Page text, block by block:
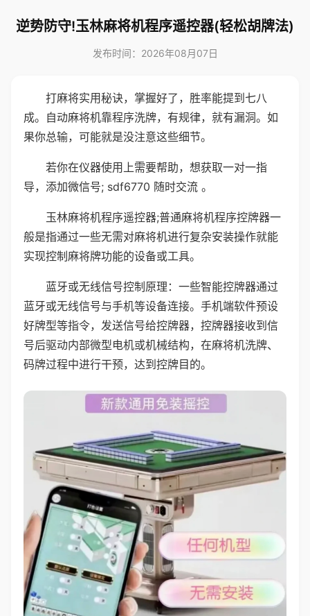
逆势防守!玉林麻将机程序遥控器(轻松胡牌法)
发布时间：2026年08月07日
打麻将实用秘诀，掌握好了，胜率能提到七八
成。自动麻将机靠程序洗牌，有规律，就有漏洞。如
果你总输，可能就是没注意这些细节。
若你在仪器使用上需要帮助，想获取一对一指
导，添加微信号; sdf6770 随时交流 。
玉林麻将机程序遥控器;普通麻将机程序控牌器一
般是指通过一些无需对麻将机进行复杂安装操作就能
实现控制麻将牌功能的设备或工具。
蓝牙或无线信号控制原理：一些智能控牌器通过
蓝牙或无线信号与手机等设备连接。手机端软件预设
好牌型等指令，发送信号给控牌器，控牌器接收到信
号后驱动内部微型电机或机械结构，在麻将机洗牌、
码牌过程中进行干预，达到控牌目的。